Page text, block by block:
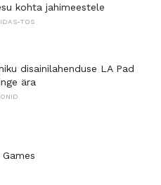
kohta jahimeestele
TOS
disainilahenduse LA Pad
ära